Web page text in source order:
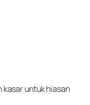
untuk hiasan